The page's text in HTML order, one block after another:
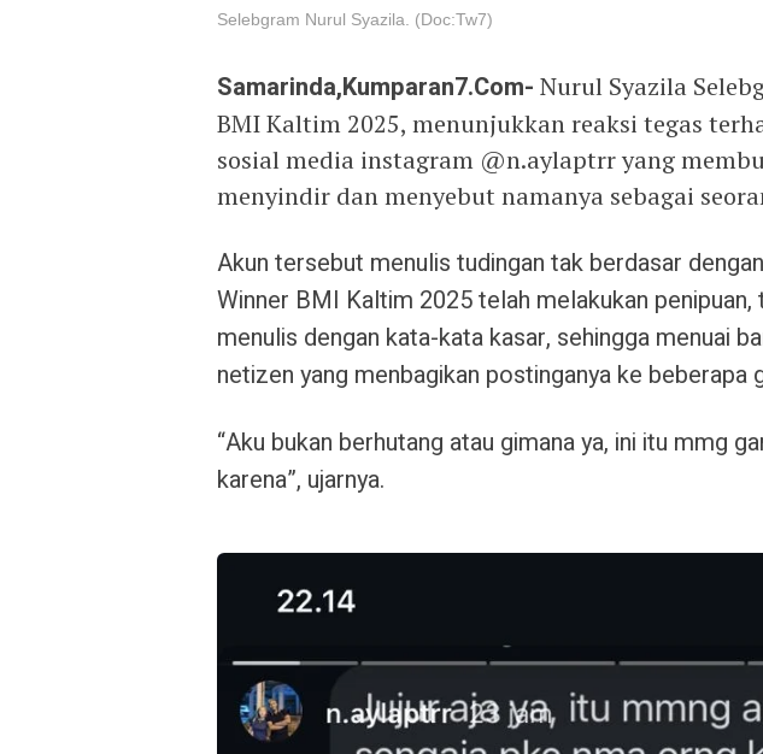
Selebgram Nurul Syazila. (Doc:Tw7)
Samarinda,Kumparan7.Com- Nurul Syazila
BMI Kaltim 2025, menunjukkan reaksi tegas
sosial media instagram @n.aylaptrr yang
menyindir dan menyebut namanya sebagai
Akun tersebut menulis tudingan tak berdasar
Winner BMI Kaltim 2025 telah melakukan penipuan,
menulis dengan kata-kata kasar, sehingga menuai
netizen yang menbagikan postinganya ke beberapa
“Aku bukan berhutang atau gimana ya, ini itu mmg
karena”, ujarnya.